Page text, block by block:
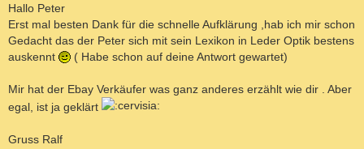
r
a
g
Hallo Peter
Erst mal besten Dank für die schnelle Aufklärung ,hab ich mir schon
Gedacht das der Peter sich mit sein Lexikon in Leder Optik bestens
auskennt
( Habe schon auf deine Antwort gewartet)
Mir hat der Ebay Verkäufer was ganz anderes erzählt wie dir . Aber
egal, ist ja geklärt
Gruss Ralf